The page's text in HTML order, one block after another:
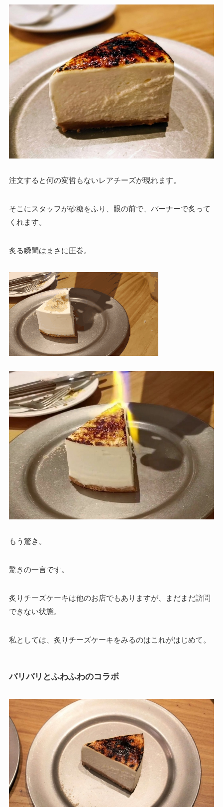
注文すると何の変哲もないレアチーズが現れます。
そこにスタッフが砂糖をふり、眼の前で、バーナーで炙って
くれます。
炙る瞬間はまさに圧巻。
もう驚き。
驚きの一言です。
炙りチーズケーキは他のお店でもありますが、まだまだ訪問
できない状態。
私としては、炙りチーズケーキをみるのはこれがはじめて。
パリパリとふわふわのコラボ